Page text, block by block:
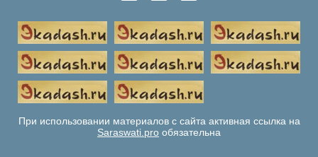
При использовании материалов с сайта активная ссылка на
Saraswati.pro обязательна